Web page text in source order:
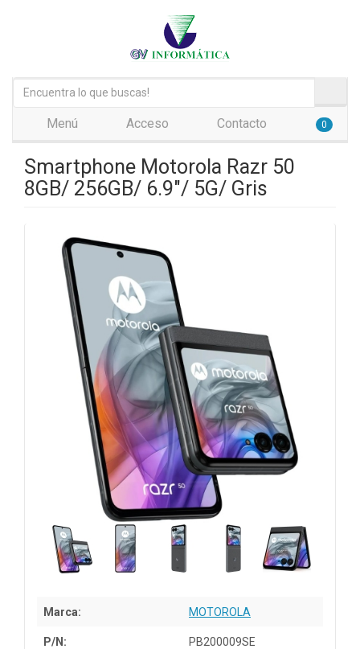
Menú Acceso Contacto 0
Smartphone Motorola Razr 50
8GB/ 256GB/ 6.9"/ 5G/ Gris
Marca: MOTOROLA
P/N: PB200009SE